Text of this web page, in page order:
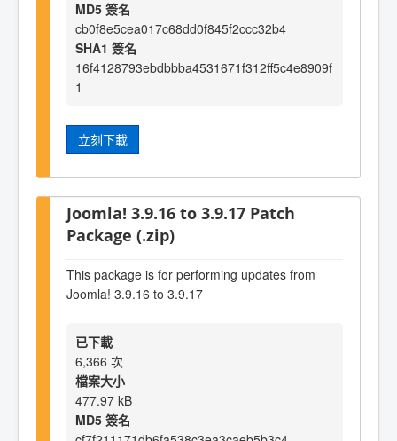
MD5 簽名
cb0f8e5cea017c68dd0f845f2ccc32b4
SHA1 簽名
16f4128793ebdbbba4531671f312ff5c4e8909f
1
立刻下載
Joomla! 3.9.16 to 3.9.17 Patch
Package (.zip)
This package is for performing updates from
Joomla! 3.9.16 to 3.9.17
已下載
6,366 次
檔案大小
477.97 kB
MD5 簽名